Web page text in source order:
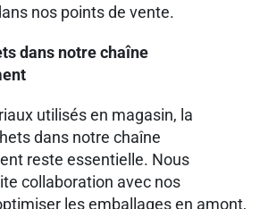
nos points de vente.
dans notre chaîne
utilisés en magasin, la
dans notre chaîne
reste essentielle. Nous
collaboration avec nos
les emballages en amont,